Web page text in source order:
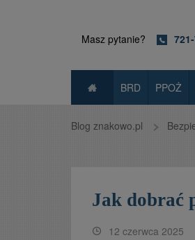
Masz pytanie?
BRD PPOŻ
Blog znakowo.pl
Jak dobrać
12 czerwca 2025